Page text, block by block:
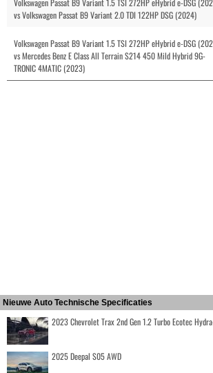
vs Volkswagen Passat B9 Variant 2.0 TDI 122HP DSG (2024)
Volkswagen Passat B9 Variant 1.5 TSI 272HP eHybrid e-DSG
vs Mercedes Benz E Class All Terrain S214 450 Mild Hybrid 9G-
TRONIC 4MATIC (2023)
Nieuwe Auto Technische Specificaties
2023 Chevrolet Trax 2nd Gen 1.2 Turbo Ecotec
2025 Deepal S05 AWD